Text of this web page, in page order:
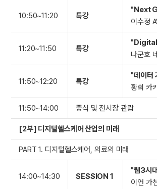
10:50~11:20 특강
"Next
이수정
11:20~11:50 특강
나군호
11:50~12:20 특강
"데이터
황희 카
11:50~14:00 중식 및 전시장 관람
[2부] 디지털헬스케어 산업의 미래
PART 1. 디지털헬스케어, 의료의 미래
14:00~14:30 SESSION 1
"웹3시
이언 가